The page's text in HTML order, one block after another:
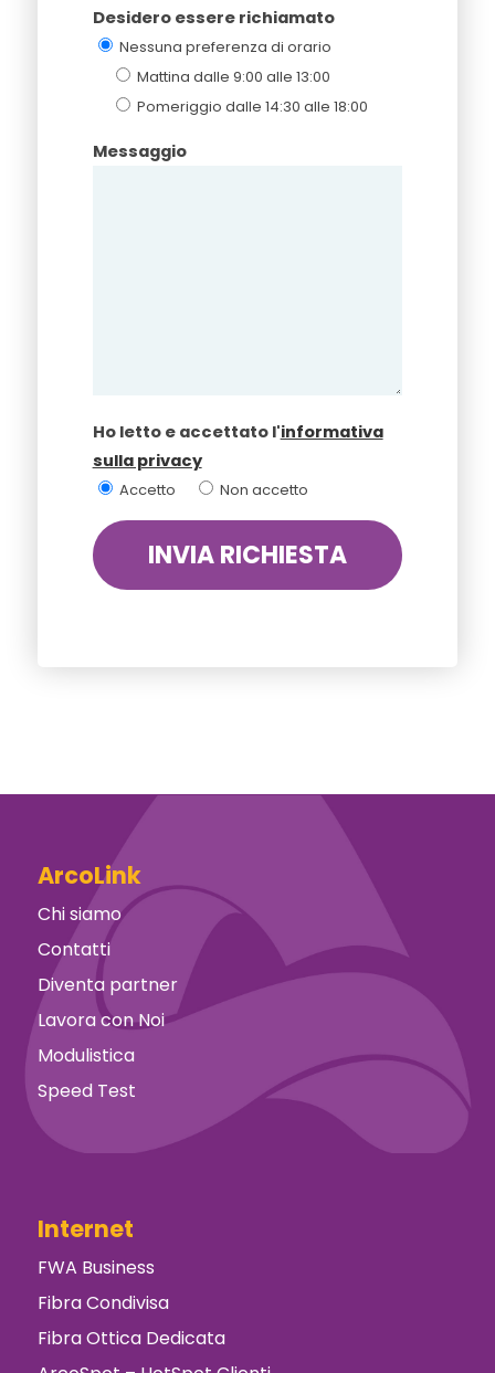
Desidero essere richiamato
Nessuna preferenza di orario
Mattina dalle 9:00 alle 13:00
Pomeriggio dalle 14:30 alle 18:00
Messaggio
Ho letto e accettato l'informativa
sulla privacy
Accetto Non accetto
ArcoLink
Chi siamo
Contatti
Diventa partner
Lavora con Noi
Modulistica
Speed Test
Internet
FWA Business
Fibra Condivisa
Fibra Ottica Dedicata